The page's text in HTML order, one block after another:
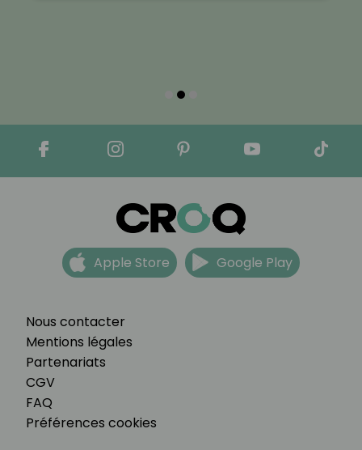
Nous contacter
Mentions légales
Partenariats
CGV
FAQ
Préférences cookies
Apple Store Google Play